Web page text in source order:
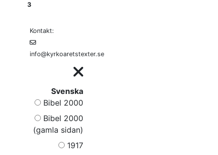
3
Kontakt:
info@kyrkoaretstexter.se
Svenska
Bibel 2000
Bibel 2000
(gamla sidan)
1917